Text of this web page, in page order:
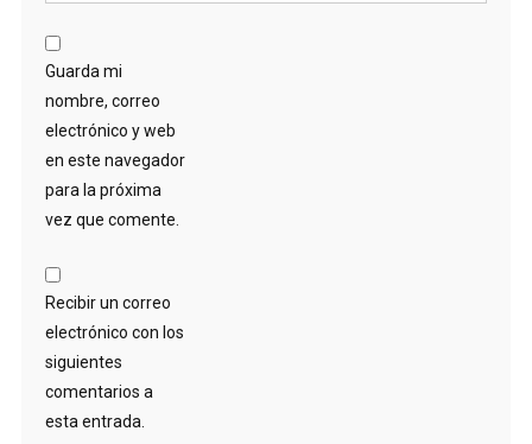
Guarda mi
nombre, correo
electrónico y web
en este navegador
para la próxima
vez que comente.
Recibir un correo
electrónico con los
siguientes
comentarios a
esta entrada.